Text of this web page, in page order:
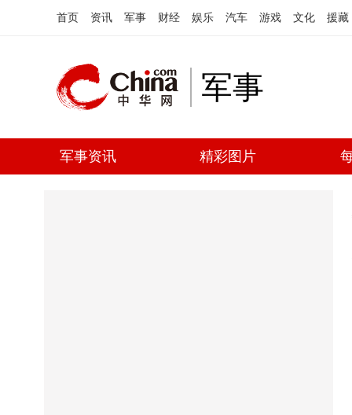
首页 资讯 军事 财经 娱乐 汽车 游戏 文化 援藏
军事
军事资讯 精彩图片